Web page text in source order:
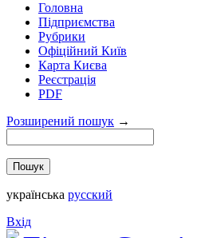
Головна
Підприємства
Рубрики
Офіційний Київ
Карта Києва
Реєстрація
PDF
Розширений пошук →
українська русский
Вхід